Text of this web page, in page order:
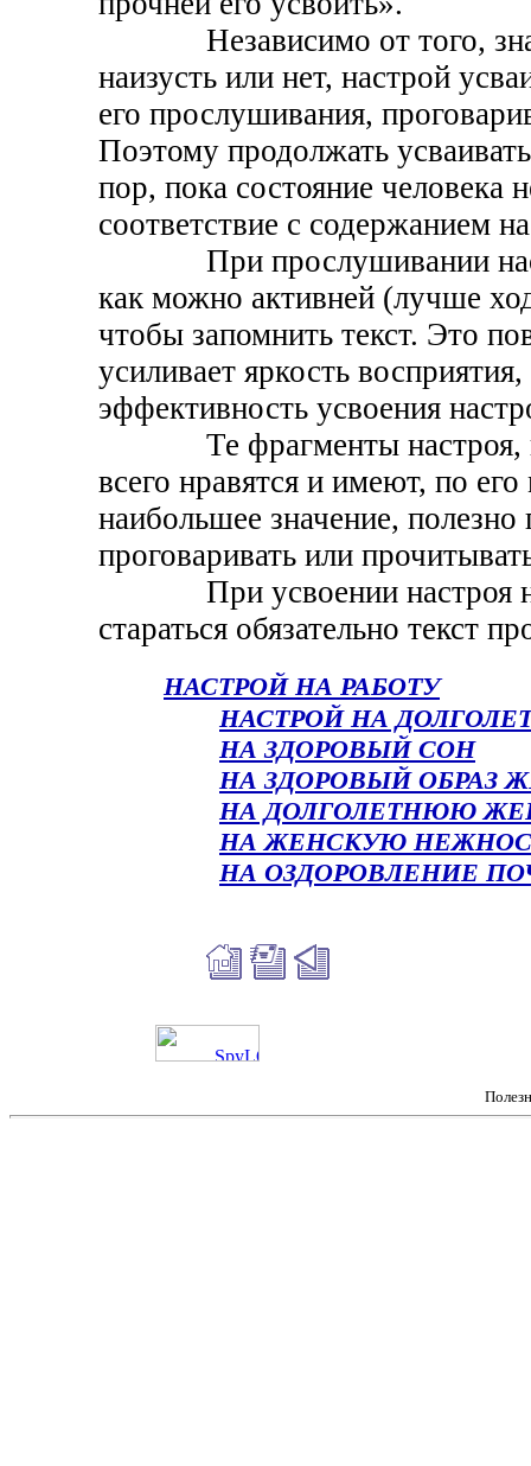
Независимо от того,
наизусть или нет, настрой
его прослушивания,
Поэтому продолжать
пор, пока состояние человека
соответствие с содержанием
При прослушивании
как можно активней (лучше
чтобы запомнить текст. Это
усиливает яркость
эффективность усвоения
Те фрагменты настроя,
всего нравятся и имеют, по
наибольшее значение,
проговаривать или
При усвоении настроя на
стараться обязательно текст
НАСТРОЙ НА РАБОТУ
НАСТРОЙ НА
НА ЗДОРОВЫЙ СОН
НА ЗДОРОВЫЙ ОБРАЗ
НА ДОЛГОЛЕТНЮЮ
НА ЖЕНСКУЮ
НА ОЗДОРОВЛЕНИЕ